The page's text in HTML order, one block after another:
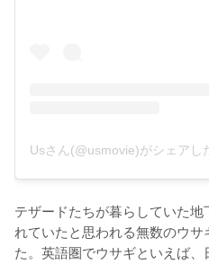
Usさん(@usmovie)がシェアし
テザードたちが暮らしていた
れていたと思われる無数のウ
た。英語圏でウサギといえば